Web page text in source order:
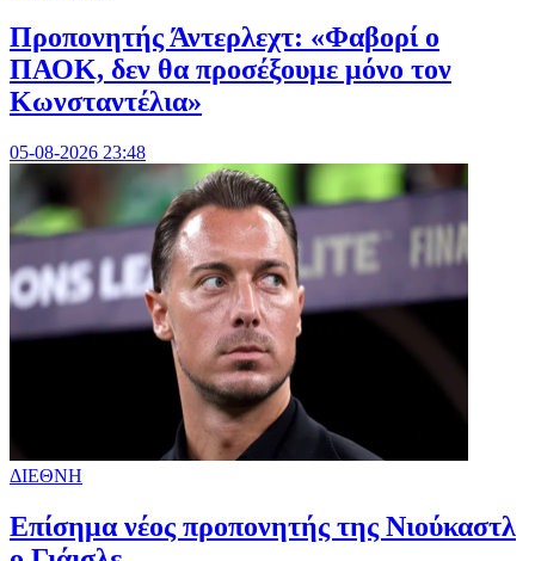
Προπονητής Άντερλεχτ: «Φαβορί ο
ΠΑΟΚ, δεν θα προσέξουμε μόνο τον
Κωνσταντέλια»
05-08-2026 23:48
ΔΙΕΘΝΗ
Επίσημα νέος προπονητής της Νιούκαστλ